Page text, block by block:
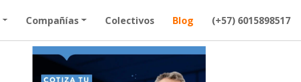
Compañías Colectivos Blog (+57) 6015898517